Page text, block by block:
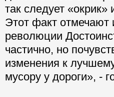
так следует
Этот факт
революции
частично, но
изменения к
мусору у дороги», -